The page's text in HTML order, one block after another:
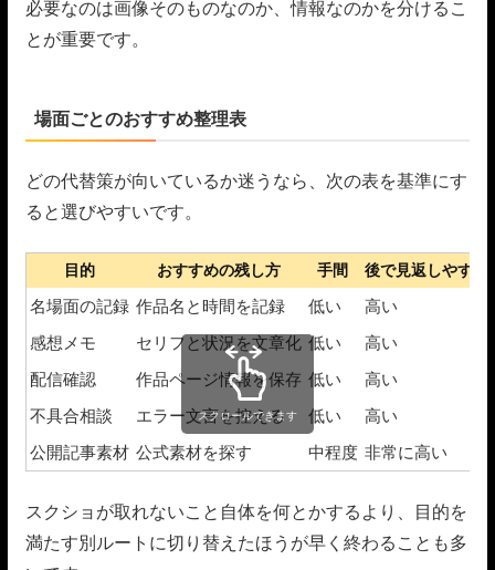
必要なのは画像そのものなのか、情報なのかを分けるこ
とが重要です。
場面ごとのおすすめ整理表
どの代替策が向いているか迷うなら、次の表を基準にす
ると選びやすいです。
目的 おすすめの残し方 手間 後で見返しやすさ
名場面の記録 作品名と時間を記録 低い
高い
感想メモ
セリフと状況を文章化 低い
高い
配信確認
作品ページ情報を保存 低い
高い
不具合相談
エラー文言を控える 低い
高い
公開記事素材 公式素材を探す 中程度 非常に高い
スクロールできます
スクショが取れないこと自体を何とかするより、目的を
満たす別ルートに切り替えたほうが早く終わることも多